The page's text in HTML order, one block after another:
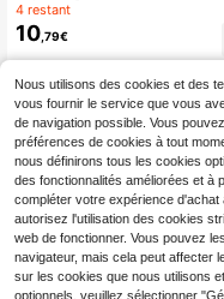
olants pour adolescentes, style
ème fluide texturé, jaune, pour
acances d'été et le quotidien
52)
4 restant
10 ,79€
Nous utilisons des cookies et des
vous fournir le service que vous
de navigation possible. Vous
préférences de cookies à tout
nous définirons tous les cookies
des fonctionnalités améliorées et à
compléter votre expérience
autorisez l'utilisation des cookies
web de fonctionner. Vous pouvez
navigateur, mais cela peut affecter
sur les cookies que nous utilisons
optionnels, veuillez sélectionner